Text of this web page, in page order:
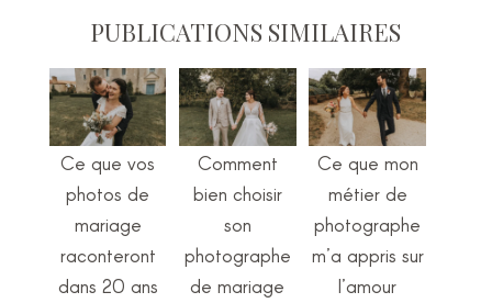
PUBLICATIONS SIMILAIRES
Ce que vos
photos de
mariage
raconteront
dans 20 ans
Comment
bien choisir
son
photographe
de mariage
Ce que mon
métier de
photographe
m’a appris sur
l’amour